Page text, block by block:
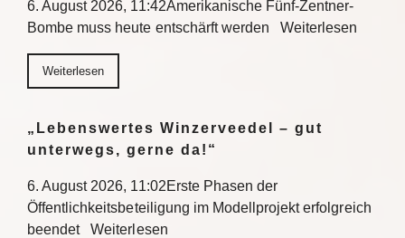
6. August 2026, 11:42Amerikanische Fünf-Zentner-
Bombe muss heute entschärft werden Weiterlesen
Weiterlesen
„Lebenswertes Winzerveedel – gut
unterwegs, gerne da!“
6. August 2026, 11:02Erste Phasen der
Öffentlichkeitsbeteiligung im Modellprojekt erfolgreich
beendet Weiterlesen